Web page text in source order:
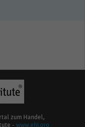
zum Handel,
- www.ehi.org